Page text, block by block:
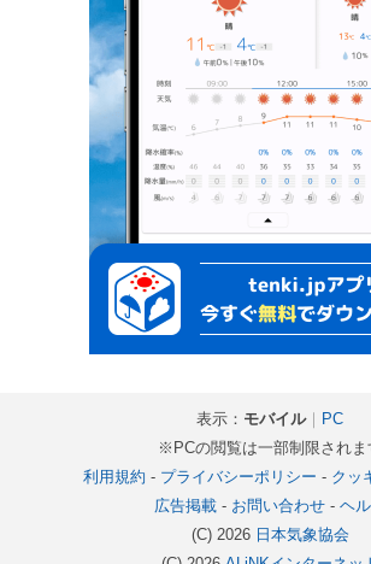
表示： モバイル｜
PC
※PCの閲覧は一部制限されま
利用規約 - プライバシーポリシー - クッ
広告掲載- お問い合わせ- ヘ
(C) 2026 日本気象協会